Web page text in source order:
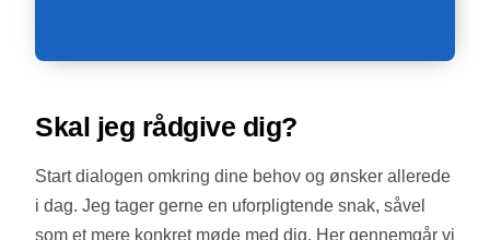
Skal jeg rådgive dig?
Start dialogen omkring dine behov og ønsker allerede
i dag. Jeg tager gerne en uforpligtende snak, såvel
som et mere konkret møde med dig. Her gennemgår vi